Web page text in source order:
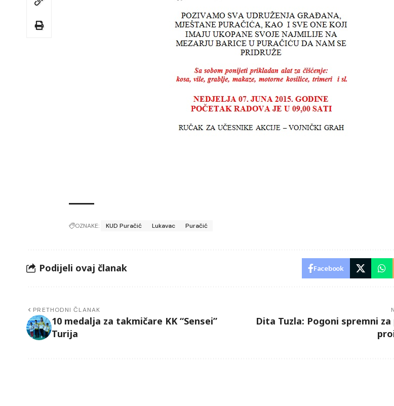
OZNAKE: KUD Puračić Lukavac Puračić
Podijeli ovaj članak Facebook
PRETHODNI ČLANAK
10 medalja za takmičare KK “Sensei”
Turija
Dita Tuzla: Pogoni spremni